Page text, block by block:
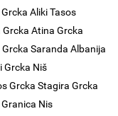
Aliki Tasos
Atina Grcka
Saranda Albanija
Grcka Niš
Grcka Stagira Grcka
Nis